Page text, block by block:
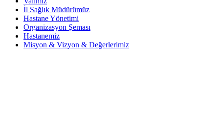
İl Sağlık Müdürümüz
Hastane Yönetimi
Organizasyon Şeması
Hastanemiz
Misyon & Vizyon & Değerlerimiz